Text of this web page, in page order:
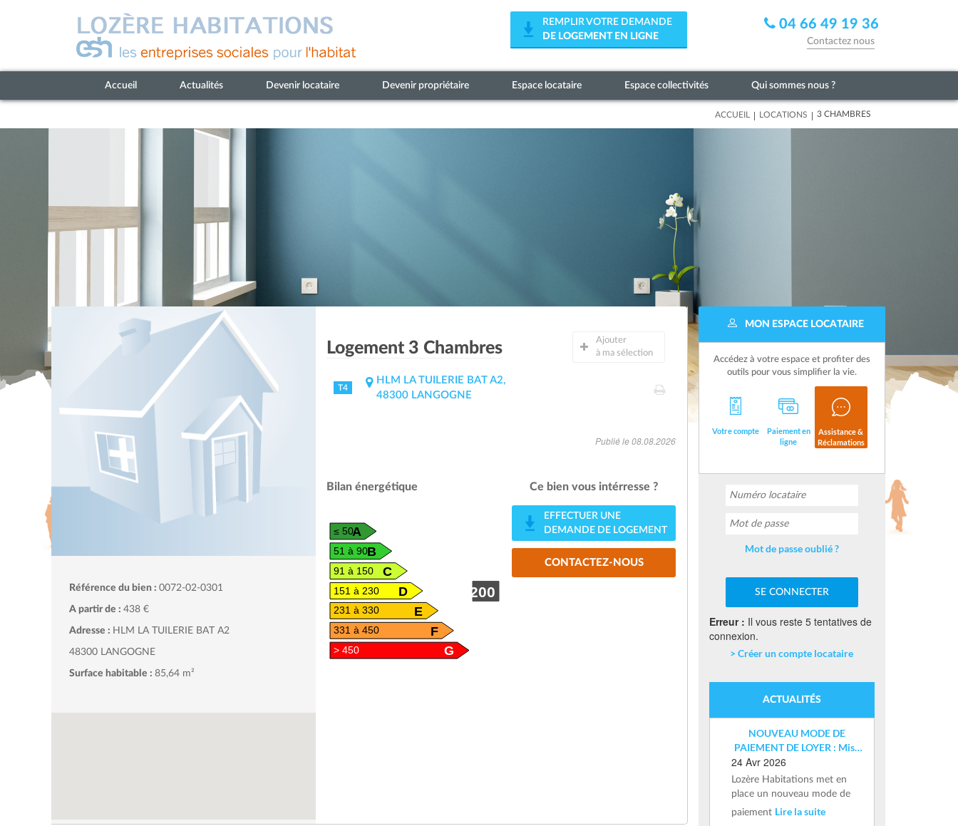
REMPLIR VOTRE DEMANDE
DE LOGEMENT EN LIGNE
04 66 49 19 36
Contactez nous
Accueil Actualités Devenir locataire Devenir propriétaire Espace locataire Espace collectivités Qui sommes nous ?
ACCUEIL | LOCATIONS | 3 CHAMBRES
Référence du bien : 0072-02-0301
A partir de : 438 €
Adresse : HLM LA TUILERIE BAT A2
48300 LANGOGNE
Surface habitable : 85,64 m²
Logement 3 Chambres
Ajouter
à ma sélection
T4
HLM LA TUILERIE BAT A2,
48300 LANGOGNE
Publié le 08.08.2026
Bilan énergétique
A
≤ 50
B
51 à 90
C
91 à 150
200
D
151 à 230
E
231 à 330
F
331 à 450
G
> 450
Ce bien vous intérresse ?
EFFECTUER UNE
DEMANDE DE LOGEMENT
CONTACTEZ-NOUS
MON ESPACE LOCATAIRE
Accédez à votre espace et profiter des
outils pour vous simplifier la vie.
Votre compte
Paiement en
ligne
Assistance &
Réclamations
Mot de passe oublié ?
Erreur : Il vous reste 5 tentatives de
connexion.
> Créer un compte locataire
ACTUALITÉS
NOUVEAU MODE DE
PAIEMENT DE LOYER : Mise
en place d’un IBAN nominatif
24 Avr 2026
Lozère Habitations met en
place un nouveau mode de
paiement Lire la suite